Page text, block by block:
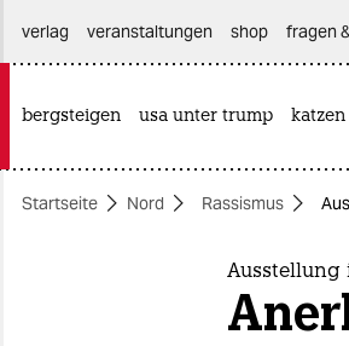
themen
verlag
veranstaltungen shop fragen
bergsteigen usa unter trump katzen
Startseite Nord Rassismus
Ausstellung